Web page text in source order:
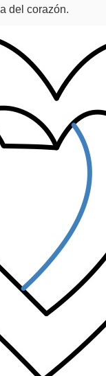
del corazón.